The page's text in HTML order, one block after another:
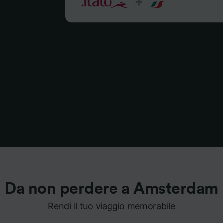
Da non perdere a Amsterdam
Rendi il tuo viaggio memorabile